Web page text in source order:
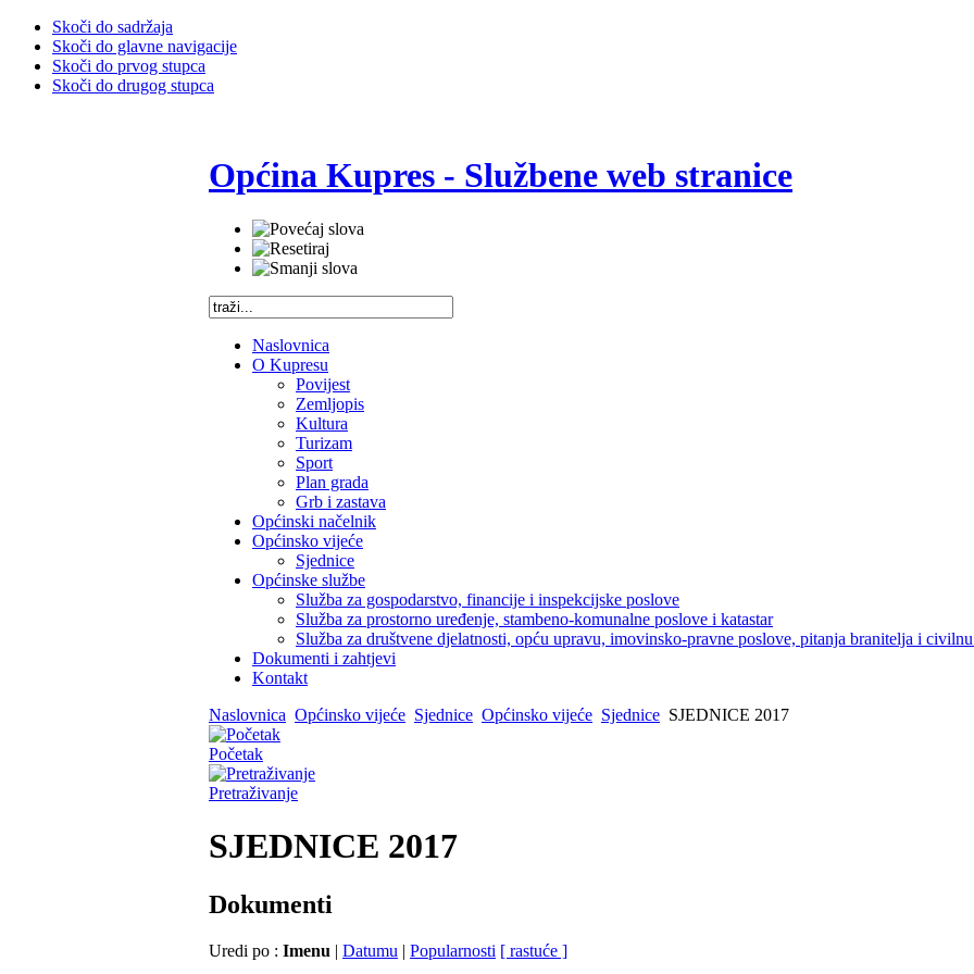
Skoči do sadržaja
Skoči do glavne navigacije
Skoči do prvog stupca
Skoči do drugog stupca
Općina Kupres - Službene web stranice
Naslovnica
O Kupresu
Povijest
Zemljopis
Kultura
Turizam
Sport
Plan grada
Grb i zastava
Općinski načelnik
Općinsko vijeće
Sjednice
Općinske službe
Služba za gospodarstvo, financije i inspekcijske poslove
Služba za prostorno uređenje, stambeno-komunalne poslove i katastar
Služba za društvene djelatnosti, opću upravu, imovinsko-pravne poslove, pitanja branitelja i
Dokumenti i zahtjevi
Kontakt
Naslovnica Općinsko vijeće Sjednice Općinsko vijeće Sjednice SJEDNICE 2017
Početak
Pretraživanje
SJEDNICE 2017
Dokumenti
Uredi po : Imenu | Datumu | Popularnosti [ rastuće ]